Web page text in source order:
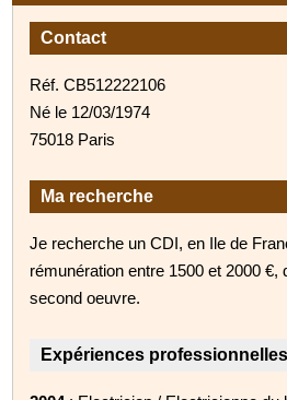
Contact
Réf. CB512222106
Né le 12/03/1974
75018 Paris
Ma recherche
Je recherche un CDI, en Ile de
rémunération entre 1500 et 2000 €,
second oeuvre.
Expériences professionnelles